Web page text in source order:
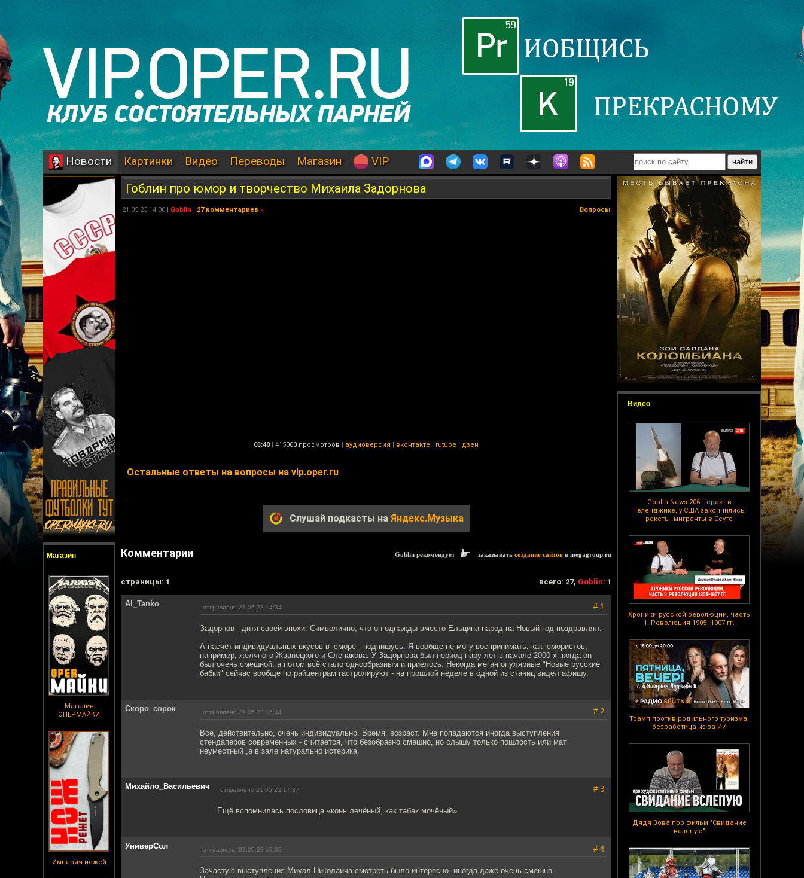
Новости Картинки Видео Переводы Магазин VIP
Магазин
Магазин
ОПЕРМАЙКИ
Империя ножей
Видео
Goblin News 206: теракт в
Геленджике, у США закончились
ракеты, мигранты в Сеуте
Хроники русской революции, часть
1: Революция 1905–1907 гг.
Трамп против родильного туризма,
безработица из-за ИИ
Дядя Вова про фильм "Свидание
вслепую"
Гоблин про юмор и творчество Михаила Задорнова
21.05.23 14:00 | Goblin | 27 комментариев » Вопросы
03:40 | 415060 просмотров | аудиоверсия | вконтакте | rutube | дзен
Остальные ответы на вопросы на vip.oper.ru
Слушай подкасты на Яндекс.Музыка
Комментарии Goblin рекомендует заказывать создание сайтов в megagroup.ru
cтраницы: 1 всего: 27, Goblin: 1
Al_Tanko отправлено 21.05.23 14:34 # 1
Задорнов - дитя своей эпохи. Символично, что он однажды вместо Ельцина народ на Новый год поздравлял.
А насчёт индивидуальных вкусов в юморе - подпишусь. Я вообще не могу воспринимать, как юмористов,
например, жёлчного Жванецкого и Слепакова. У Задорнова был период пару лет в начале 2000-х, когда он
был очень смешной, а потом всё стало однообразным и приелось. Некогда мега-популярные "Новые русские
бабки" сейчас вообще по райцентрам гастролируют - на прошлой неделе в одной из станиц видел афишу.
Скоро_сорок отправлено 21.05.23 16:44 # 2
Все, действительно, очень индивидуально. Время, возраст. Мне попадаются иногда выступления
стендаперов современных - считается, что безобразно смешно, но слышу только пошлость или мат
неуместный ,а в зале натурально истерика.
Михайло_Васильевич отправлено 21.05.23 17:37 # 3
Ещё вспомнилась пословица «конь лечёный, как табак мочёный».
УниверСол отправлено 21.05.23 18:38 # 4
Зачастую выступления Михал Николаича смотреть было интересно, иногда даже очень смешно.